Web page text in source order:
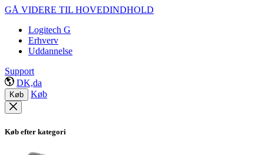
GÅ VIDERE TIL HOVEDINDHOLD
Logitech G
Erhverv
Uddannelse
Support
DK,da
Køb Køb
Køb efter kategori